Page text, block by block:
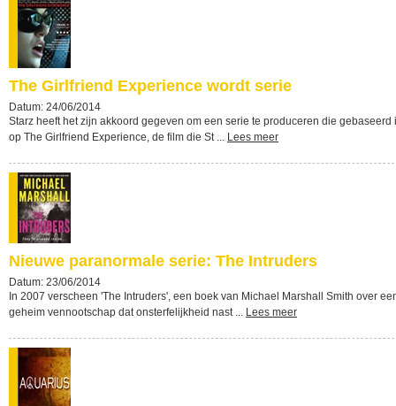
The Girlfriend Experience wordt serie
Datum: 24/06/2014
Starz heeft het zijn akkoord gegeven om een serie te produceren die gebaseerd
op The Girlfriend Experience, de film die St ... Lees meer
Nieuwe paranormale serie: The Intruders
Datum: 23/06/2014
In 2007 verscheen 'The Intruders', een boek van Michael Marshall Smith over
geheim vennootschap dat onsterfelijkheid nast ... Lees meer